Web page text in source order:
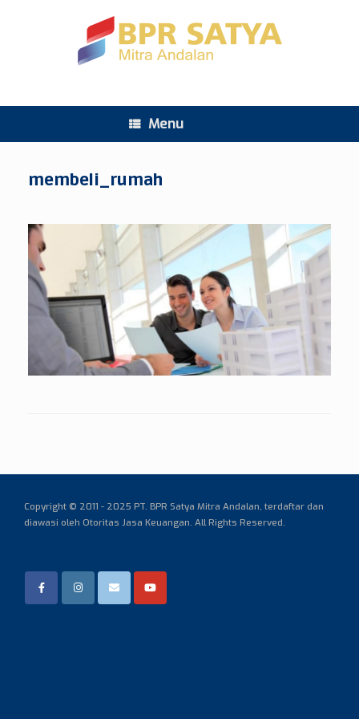
Menu
membeli_rumah
Copyright © 2011 - 2025 PT. BPR Satya Mitra Andalan, terdaftar dan
diawasi oleh Otoritas Jasa Keuangan. All Rights Reserved.